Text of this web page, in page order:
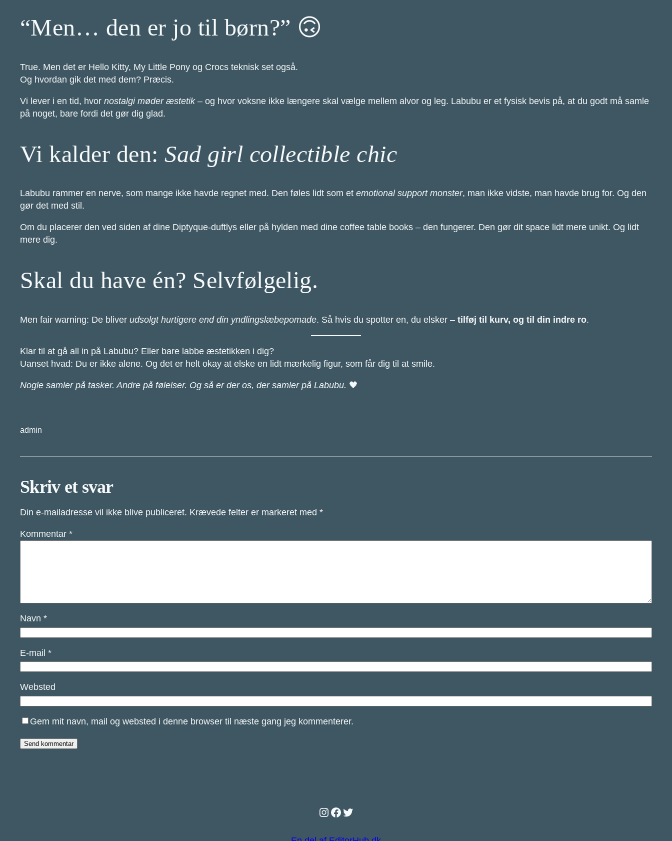
“Men… den er jo til børn?” 🙃
True. Men det er Hello Kitty, My Little Pony og Crocs teknisk set også.
Og hvordan gik det med dem? Præcis.
Vi lever i en tid, hvor nostalgi møder æstetik– og hvor voksne ikke længere skal vælge mellem alvor og leg. Labubu er et fysisk bevis på, at du godt må samle
på noget, bare fordi det gør dig glad.
Vi kalder den:Sad girl collectible chic
Labubu rammer en nerve, som mange ikke havde regnet med. Den føles lidt som et emotional support monster, man ikke vidste, man havde brug for. Og den
gør det med stil.
Om du placerer den ved siden af dine Diptyque-duftlys eller på hylden med dine coffee table books – den fungerer. Den gør dit space lidt mere unikt. Og lidt
mere dig.
Skal du have én? Selvfølgelig.
Men fair warning: De bliver udsolgt hurtigere end din yndlingslæbepomade. Så hvis du spotter en, du elsker – tilføj til kurv, og til din indre ro.
Klar til at gå all in på Labubu? Eller bare labbe æstetikken i dig?
Uanset hvad: Du er ikke alene. Og det er helt okay at elske en lidt mærkelig figur, som får dig til at smile.
Nogle samler på tasker. Andre på følelser. Og så er der os, der samler på Labubu. 🖤
admin
Skriv et svar
Din e-mailadresse vil ikke blive publiceret. Krævede felter er markeret med *
Kommentar *
Navn *
E-mail *
Websted
Gem mit navn, mail og websted i denne browser til næste gang jeg kommenterer.
Instagram
Facebook
Twitter